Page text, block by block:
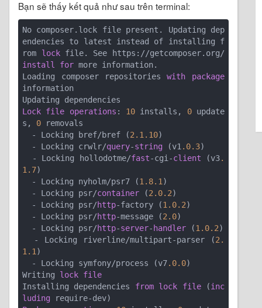
Bạn sẽ thấy kết quả như sau trên terminal:
No composer.lock file present. Updating dep
endencies to latest instead of installing f
rom lock file. See https://getcomposer.org/
install
for more information.
Loading composer repositories with
package
information
Lock file operations : 10 installs, 0 update
s, 0 removals
  - Locking bref/bref (
2.1 .10)
  - Locking crwlr/
query-string (v1 .0.3)
  - Locking hollodotme/
fast-cgi-client (v3.
1 .7)
  - Locking nyholm/psr7 (
1.8.1 )
  - Locking psr/
container (2.0.2)
  - Locking psr/
http-factory (1.0.2)
  - Locking psr/
http-message (2.0)
  - Locking psr/
http-server-handler (1.0.2)
  - Locking riverline/multipart-parser (
2.
1 .1 )
  - Locking symfony/process (v7
.0.0)
Writing lock file
Installing dependencies from lock file (inc
luding